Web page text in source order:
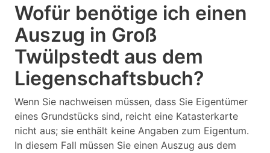
Wofür benötige ich einen
Auszug in Groß
Twülpstedt aus dem
Liegenschaftsbuch?
Wenn Sie nachweisen müssen, dass Sie Eigentümer
eines Grundstücks sind, reicht eine Katasterkarte
nicht aus; sie enthält keine Angaben zum Eigentum.
In diesem Fall müssen Sie einen Auszug aus dem